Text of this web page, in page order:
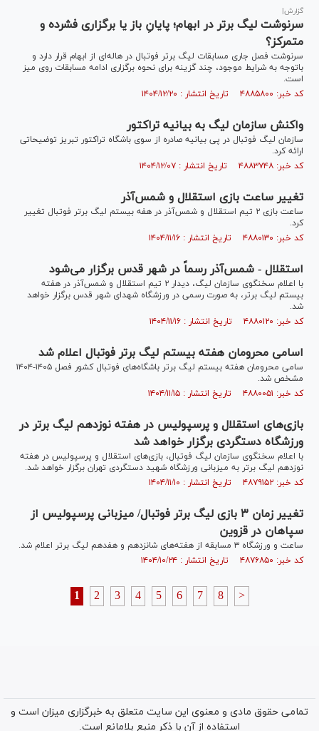
گزارش|
سرنوشت لیگ برتر در ابهام؛ پایانِ باز یا برگزاری فشرده و
متمرکز؟
سرنوشت فصل جاری مسابقات لیگ برتر فوتبال در هاله‌ای از ابهام قرار دارد و
باتوجه به شرایط موجود، چند گزینه برای نحوه برگزاری ادامه مسابقات روی میز
است.
کد خبر: ۴۸۸۵۸۰۰ تاریخ انتشار : ۱۴۰۴/۱۲/۲۰
واکنش سازمان لیگ به بیانیه تراکتور
سازمان لیگ فوتبال در پی بیانیه صادره از سوی باشگاه تراکتور تبریز توضیحاتی
ارائه کرد.
کد خبر: ۴۸۸۳۷۴۸ تاریخ انتشار : ۱۴۰۴/۱۲/۰۷
تغییر ساعت بازی استقلال و شمس‌آذر
ساعت بازی ۲ تیم استقلال و شمس‌آذر در هفه بیستم لیگ برتر فوتبال تغییر
کرد.
کد خبر: ۴۸۸۰۱۳۰ تاریخ انتشار : ۱۴۰۴/۱۱/۱۶
استقلال - شمس‌آذر رسماً در شهر قدس برگزار می‌شود
با اعلام سخنگوی سازمان لیگ، دیدار ۲ تیم استقلال و شمس‌آذر در هفته
بیستم لیگ برتر، به صورت رسمی در ورزشگاه شهدای شهر قدس برگزار خواهد
شد.
کد خبر: ۴۸۸۰۱۲۰ تاریخ انتشار : ۱۴۰۴/۱۱/۱۶
اسامی محرومان هفته بیستم لیگ برتر فوتبال اعلام شد
سامی محرومان هفته بیستم لیگ برتر باشگاه‌های فوتبال کشور فصل ۱۴۰۵-۱۴۰۴
مشخص شد.
کد خبر: ۴۸۸۰۰۵۱ تاریخ انتشار : ۱۴۰۴/۱۱/۱۵
بازی‌های استقلال و پرسپولیس در هفته نوزدهم لیگ برتر در
ورزشگاه دستگردی برگزار خواهد شد
با اعلام سخنگوی سازمان لیگ فوتبال، بازی‌های استقلال و پرسپولیس در هفته
نوزدهم لیگ برتر به میزبانی ورزشگاه شهید دستگردی تهران برگزار خواهد شد.
کد خبر: ۴۸۷۹۱۵۲ تاریخ انتشار : ۱۴۰۴/۱۱/۱۰
تغییر زمان ۳ بازی لیگ برتر فوتبال/ میزبانی پرسپولیس از
سپاهان در قزوین
ساعت و ورزشگاه ۳ مسابقه از هفته‌های شانزدهم و هفدهم لیگ برتر اعلام شد.
کد خبر: ۴۸۷۶۸۵۰ تاریخ انتشار : ۱۴۰۴/۱۰/۲۴
1 2 3 4 5 6 7 8 >
تمامی حقوق مادی و معنوی این سایت متعلق به خبرگزاری میزان است و
استفاده از آن با ذکر منبع بلامانع است.